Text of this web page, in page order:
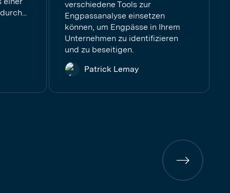
verschiedene Tools zur
Engpassanalyse einsetzen
können, um Engpässe in Ihrem
Unternehmen zu identifizieren
und zu beseitigen.
Patrick Lemay
Vorherige
Seite